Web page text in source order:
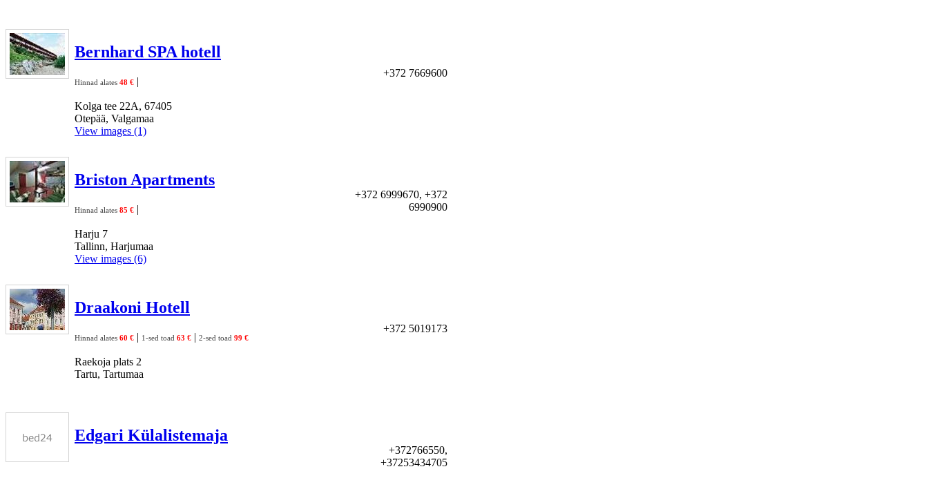
Bernhard SPA hotell
Hinnad alates 48 € |
Kolga tee 22A, 67405
Otepää, Valgamaa
+372 7669600
View images (1)
Briston Apartments
Hinnad alates 85 € |
Harju 7
Tallinn, Harjumaa
+372 6999670, +372
6990900
View images (6)
Draakoni Hotell
Hinnad alates 60 € | 1-sed toad 63 € | 2-sed toad 99 €
Raekoja plats 2
Tartu, Tartumaa
+372 5019173
Edgari Külalistemaja
+372766550,
+37253434705